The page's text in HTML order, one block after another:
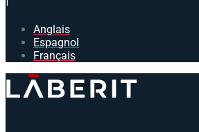
Anglais
Espagnol
Français